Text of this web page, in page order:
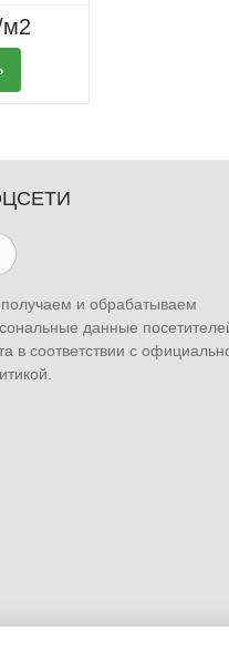
и обрабатываем
данные
в соответствии с